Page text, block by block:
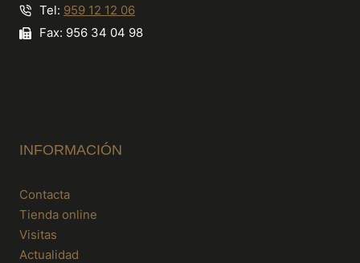
Tel: 959 12 12 06
Fax: 956 34 04 98
INFORMACIÓN
Contacta
Tienda online
Visitas
Actualidad